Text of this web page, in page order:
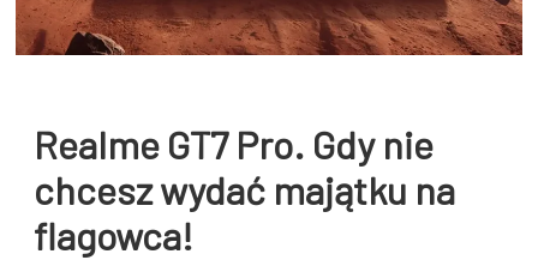
Realme GT7 Pro. Gdy nie
chcesz wydać majątku na
flagowca!